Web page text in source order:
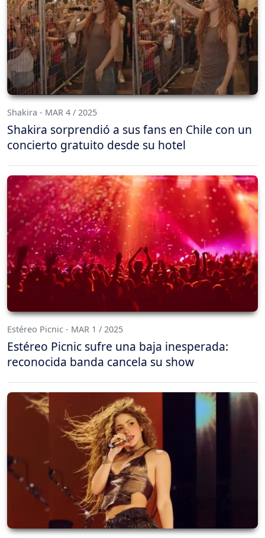
Shakira - MAR 4 / 2025
Shakira sorprendió a sus fans en Chile con un
concierto gratuito desde su hotel
Estéreo Picnic - MAR 1 / 2025
Estéreo Picnic sufre una baja inesperada:
reconocida banda cancela su show